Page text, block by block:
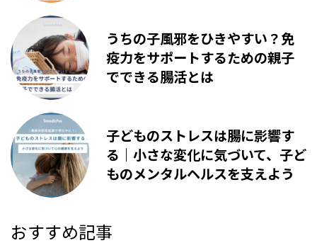
うちの子風邪をひきやすい？免
疫力をサポートするための親子
でできる腸活とは
子どものストレスは腸に影響す
る｜小さな変化に気づいて、子ど
ものメンタルヘルスを支えよう
おすすめ記事